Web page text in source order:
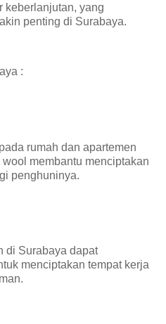
keberlanjutan, yang
penting di Surabaya.
:
rumah dan apartemen
membantu menciptakan
penghuninya.
di Surabaya dapat
menciptakan tempat kerja